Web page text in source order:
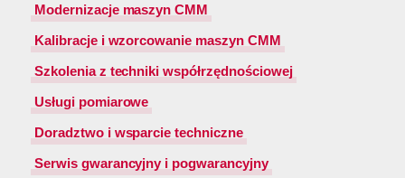
Modernizacje maszyn CMM
Kalibracje i wzorcowanie maszyn CMM
Szkolenia z techniki współrzędnościowej
Usługi pomiarowe
Doradztwo i wsparcie techniczne
Serwis gwarancyjny i pogwarancyjny